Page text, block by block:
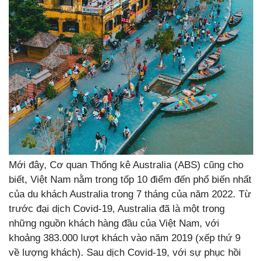
Mới đây, Cơ quan Thống kê Australia (ABS) cũng cho
biết, Việt Nam nằm trong tốp 10 điểm đến phổ biến nhất
của du khách Australia trong 7 tháng của năm 2022. Từ
trước đại dịch Covid-19, Australia đã là một trong
những nguồn khách hàng đầu của Việt Nam, với
khoảng 383.000 lượt khách vào năm 2019 (xếp thứ 9
về lượng khách). Sau dịch Covid-19, với sự phục hồi